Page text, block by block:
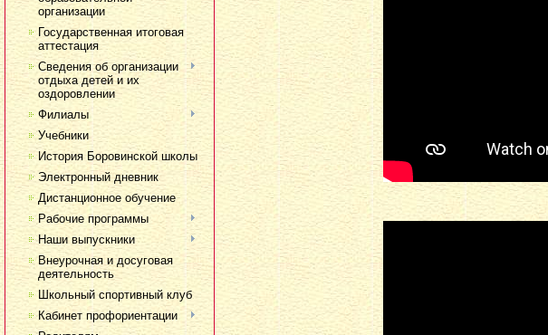
организации
Государственная итоговая
аттестация
Сведения об организации
отдыха детей и их
оздоровлении
Филиалы
Учебники
История Боровинской школы
Электронный дневник
Дистанционное обучение
Рабочие программы
Наши выпускники
Внеурочная и досуговая
деятельность
Школьный спортивный клуб
Кабинет профориентации